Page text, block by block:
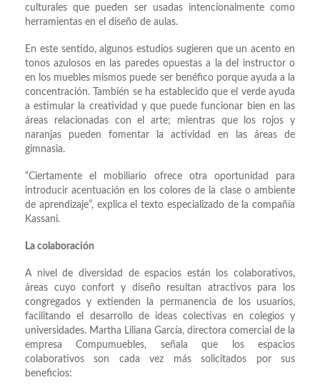
culturales que pueden ser usadas intencionalmente como
herramientas en el diseño de aulas.
En este sentido, algunos estudios sugieren que un acento en
tonos azulosos en las paredes opuestas a la del instructor o
en los muebles mismos puede ser benéfico porque ayuda a la
concentración. También se ha establecido que el verde ayuda
a estimular la creatividad y que puede funcionar bien en las
áreas relacionadas con el arte; mientras que los rojos y
naranjas pueden fomentar la actividad en las áreas de
gimnasia.
“Ciertamente el mobiliario ofrece otra oportunidad para
introducir acentuación en los colores de la clase o ambiente
de aprendizaje”, explica el texto especializado de la compañía
Kassani.
La colaboración
A nivel de diversidad de espacios están los colaborativos,
áreas cuyo confort y diseño resultan atractivos para los
congregados y extienden la permanencia de los usuarios,
facilitando el desarrollo de ideas colectivas en colegios y
universidades. Martha Liliana García, directora comercial de la
empresa Compumuebles, señala que los espacios
colaborativos son cada vez más solicitados por sus
beneficios: